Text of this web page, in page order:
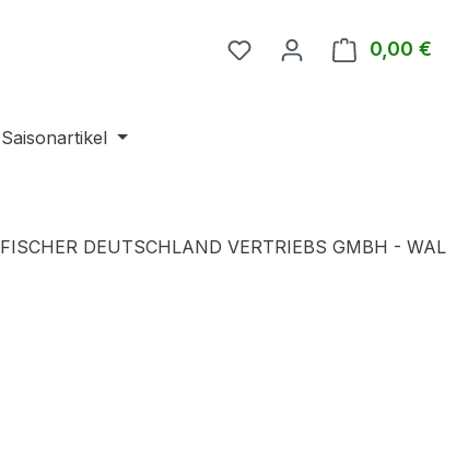
0,00 €
Saisonartikel
FISCHER DEUTSCHLAND VERTRIEBS GMBH - WAL